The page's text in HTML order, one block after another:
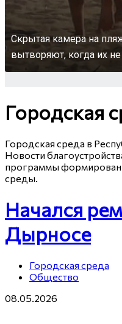
Скрытая камера на
вытворяют, когда их не
Городская
Городская среда в
Новости
программы
среды.
Начался
Дырносе
Городская среда
Общество
08.05.2026